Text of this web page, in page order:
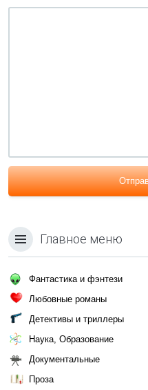
Главное меню
Фантастика и фэнтези
Любовные романы
Детективы и триллеры
Наука, Образование
Документальные
Проза